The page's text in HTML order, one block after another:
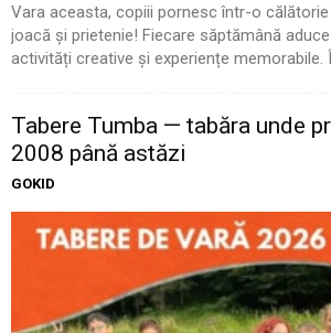
Vara aceasta, copiii pornesc într-o
joacă și prietenie! Fiecare săptămână
activități creative și experiențe memorabile.
Tabere Tumba — tabăra unde
2008 până astăzi
GOKID